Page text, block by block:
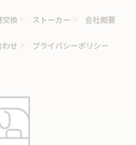
交換 ストーカー 会社概要
わせ プライバシーポリシー